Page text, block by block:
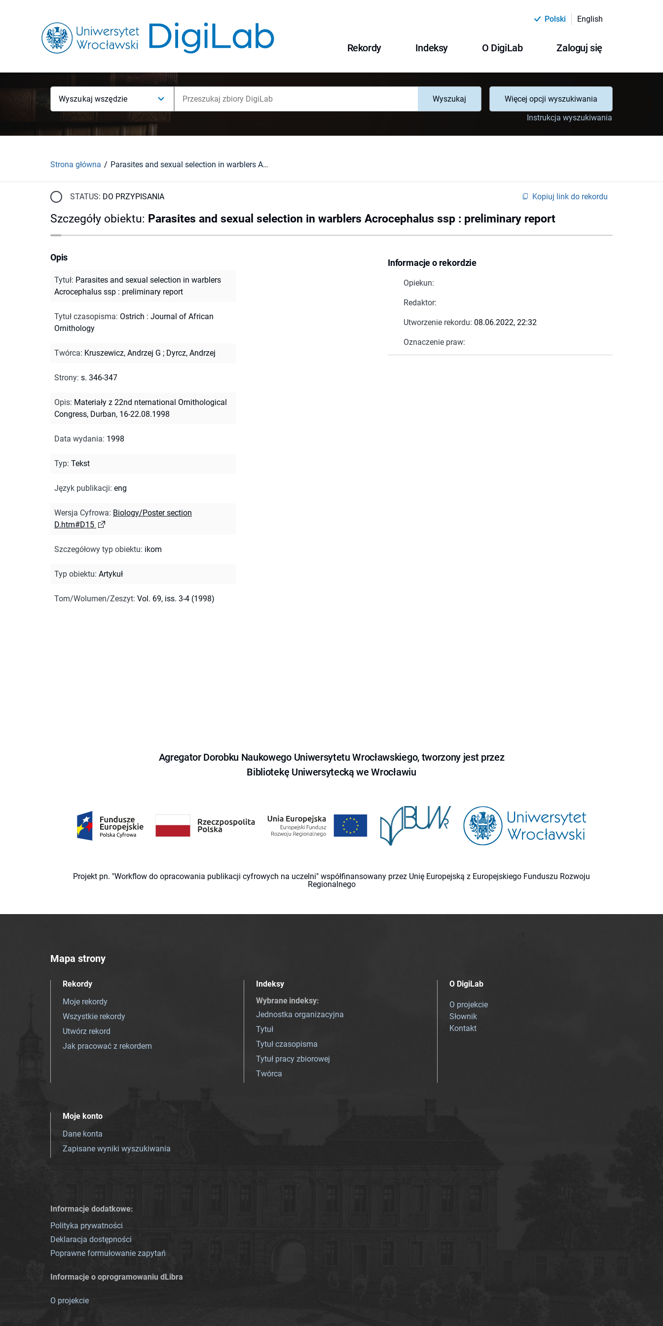
Polski English
Rekordy Indeksy O DigiLab Zaloguj się
Wyszukaj wszędzie Wyszukaj
Więcej opcji wyszukiwania
Instrukcja wyszukiwania
Strona główna Parasites and sexual selection in warblers Acrocephalus ssp : preliminary report
STATUS: DO PRZYPISANIA Kopiuj link do rekordu
Szczegóły obiektu: Parasites and sexual selection in warblers Acrocephalus ssp : preliminary report
Informacje o rekordzie
Opiekun:
Redaktor:
Utworzenie rekordu: 08.06.2022, 22:32
Oznaczenie praw:
Opis
Tytuł: Parasites and sexual selection in warblers
Acrocephalus ssp : preliminary report
Tytuł czasopisma: Ostrich : Journal of African
Ornithology
Twórca: Kruszewicz, Andrzej G ; Dyrcz, Andrzej
Strony: s. 346-347
Opis: Materiały z 22nd nternational Ornithological
Congress, Durban, 16-22.08.1998
Data wydania: 1998
Typ: Tekst
Język publikacji: eng
Wersja Cyfrowa: Biology/Poster section
D.htm#D15
Szczegółowy typ obiektu: ikom
Typ obiektu: Artykuł
Tom/Wolumen/Zeszyt: Vol. 69, iss. 3-4 (1998)
Agregator Dorobku Naukowego Uniwersytetu Wrocławskiego, tworzony jest przez
Bibliotekę Uniwersytecką we Wrocławiu
Projekt pn. "Workflow do opracowania publikacji cyfrowych na uczelni" współfinansowany przez Unię Europejską z Europejskiego Funduszu Rozwoju
Regionalnego
Mapa strony
Rekordy
Moje rekordy
Wszystkie rekordy
Utwórz rekord
Jak pracować z rekordem
Indeksy
Wybrane indeksy:
Jednostka organizacyjna
Tytuł
Tytuł czasopisma
Tytuł pracy zbiorowej
Twórca
O DigiLab
O projekcie
Słownik
Kontakt
Moje konto
Dane konta
Zapisane wyniki wyszukiwania
Informacje dodatkowe:
Polityka prywatności
Deklaracja dostępności
Poprawne formułowanie zapytań
Informacje o oprogramowaniu dLibra
O projekcie